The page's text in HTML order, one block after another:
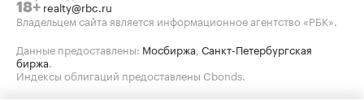
18+ realty@rbc.ru
Владельцем сайта является информационное агентство «РБК».
Данные предоставлены: Мосбиржа Санкт-Петербургская
биржа
Индексы облигаций предоставлены Cbonds.